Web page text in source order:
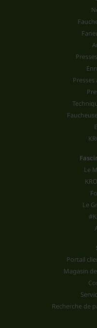
Le
Le
Portail
Magasin
Recherche de